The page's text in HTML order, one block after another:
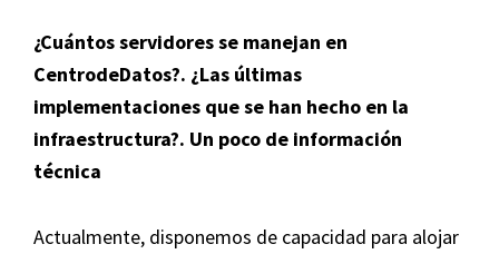
¿Cuántos servidores se manejan en
CentrodeDatos?. ¿Las últimas
implementaciones que se han hecho en la
infraestructura?. Un poco de información
técnica
Actualmente, disponemos de capacidad para alojar